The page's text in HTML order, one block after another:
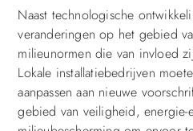
Naast technologische
veranderingen op het gebied
milieunormen die van invloed
Lokale installatiebedrijven
aanpassen aan nieuwe
gebied van veiligheid, energie-